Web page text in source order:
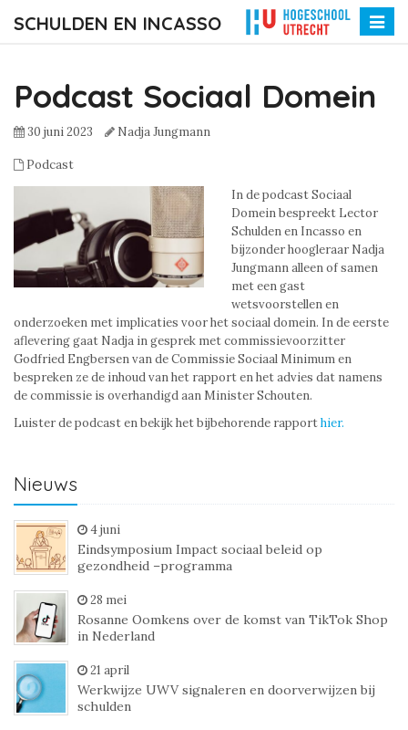
SCHULDEN EN INCASSO
Toggle
Podcast Sociaal Domein
30 juni 2023 Nadja Jungmann
Podcast
In de podcast Sociaal
Domein bespreekt Lector
Schulden en Incasso en
bijzonder hoogleraar Nadja
Jungmann alleen of samen
met een gast
wetsvoorstellen en
onderzoeken met implicaties voor het sociaal domein. In de eerste
aflevering gaat Nadja in gesprek met commissievoorzitter
Godfried Engbersen van de Commissie Sociaal Minimum en
bespreken ze de inhoud van het rapport en het advies dat namens
de commissie is overhandigd aan Minister Schouten.
Luister de podcast en bekijk het bijbehorende rapporthier.
Nieuws
4 juni
Eindsymposium Impact sociaal beleid op
gezondheid –programma
28 mei
Rosanne Oomkens over de komst van TikTok Shop
in Nederland
21 april
Werkwijze UWV signaleren en doorverwijzen bij
schulden